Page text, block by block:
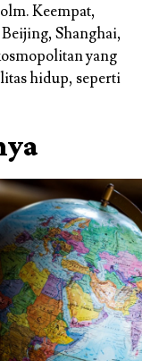
Keempat,
Shanghai,
yang
hidup, seperti